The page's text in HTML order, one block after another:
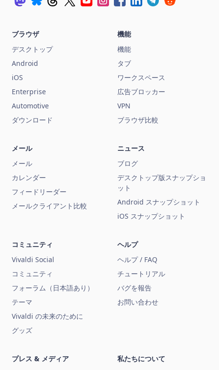
ブラウザ
デスクトップ
Android
iOS
Enterprise
Automotive
ダウンロード
機能
機能
タブ
ワークスペース
広告ブロッカー
VPN
ブラウザ比較
メール
メール
カレンダー
フィードリーダー
メールクライアント比較
ニュース
ブログ
デスクトップ版スナップショ
ット
Android スナップショット
iOS スナップショット
コミュニティ
Vivaldi Social
コミュニティ
フォーラム（日本語あり）
テーマ
Vivaldi の未来のために
グッズ
ヘルプ
ヘルプ / FAQ
チュートリアル
バグを報告
お問い合わせ
プレス & メディア
私たちについて